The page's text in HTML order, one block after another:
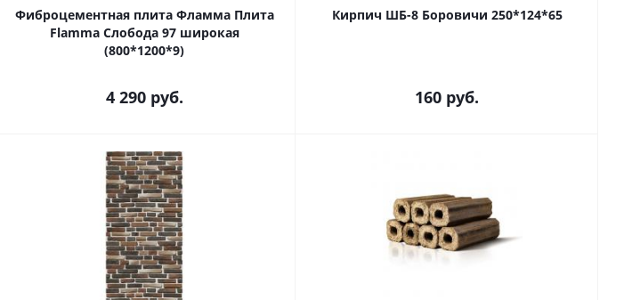
Фиброцементная плита Фламма Плита
Flamma Слобода 97 широкая
(800*1200*9)
4 290руб.
Кирпич ШБ-8 Боровичи 250*124*65
160 руб.